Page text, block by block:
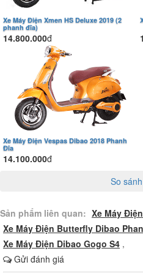
Xe Máy Điện Xmen HS Deluxe 2019 (2
phanh đĩa)
14.800.000đ
Xe Máy Điện Vespas Dibao 2018 Phanh
Đĩa
14.100.000đ
So
Sản phẩm liên quan: Xe Máy
Xe Máy Điện Butterfly Dibao
Xe Máy Điện Dibao Gogo S4 ,
Gửi đánh giá